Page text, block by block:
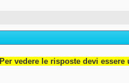
Per vedere le risposte devi